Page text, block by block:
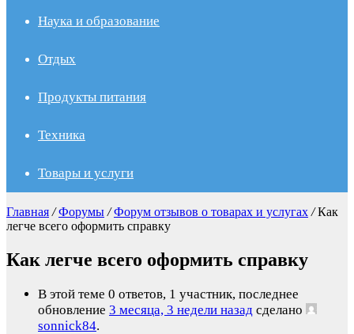
Наука и образование
Отдых
Продукты питания
Техника
Товары и услуги
Главная / Форумы / Форум отзывов о товарах и услугах / Как
легче всего оформить справку
Как легче всего оформить справку
В этой теме 0 ответов, 1 участник, последнее
обновление 3 месяца, 3 недели назад сделано
sonnick84.